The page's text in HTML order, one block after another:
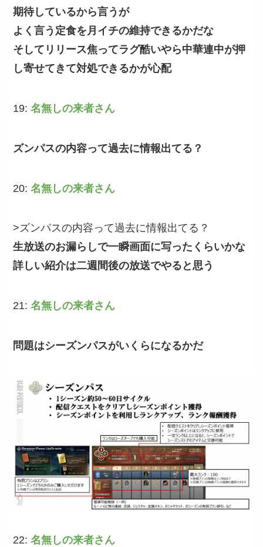
期待しているから言うが
よく言う定食を月イチの維持できるかだな
そしてリリース焦ってラグ酷いやら中華連中が押
し寄せてきて対処できるかが心配
19:名無しの来者さん
ズンパスの内容って過去に情報出てる？
20:名無しの来者さん
>ズンパスの内容って過去に情報出てる？
生放送のお漏らしで一瞬画面に写ったくらいかな
詳しい紹介は二週間後の放送でやると思う
21:名無しの来者さん
問題はシーズンパスがいくらになるかだ
22:名無しの来者さん